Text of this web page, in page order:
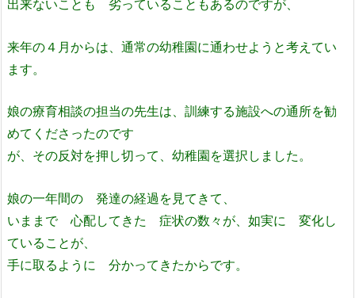
出来ないことも 劣っていることもあるのですが、
来年の４月からは、通常の幼稚園に通わせようと考えてい
ます。
娘の療育相談の担当の先生は、訓練する施設への通所を勧
めてくださったのです
が、その反対を押し切って、幼稚園を選択しました。
娘の一年間の 発達の経過を見てきて、
いままで 心配してきた 症状の数々が、如実に 変化し
ていることが、
手に取るように 分かってきたからです。